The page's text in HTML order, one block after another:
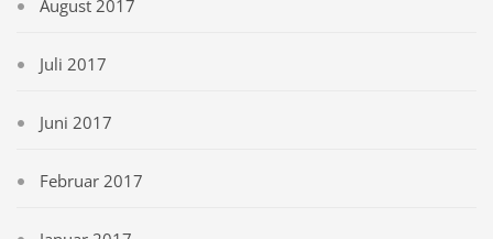
August 2017
Juli 2017
Juni 2017
Februar 2017